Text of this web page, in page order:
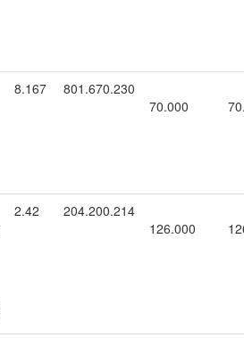
8.167
801.670.230
70.000
2.42
204.200.214
126.000